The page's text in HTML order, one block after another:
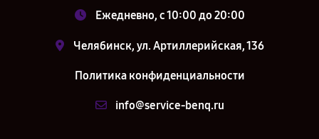
Ежедневно, с 10:00 до 20:00
Челябинск, ул. Артиллерийская, 136
Политика конфиденциальности
info@service-benq.ru